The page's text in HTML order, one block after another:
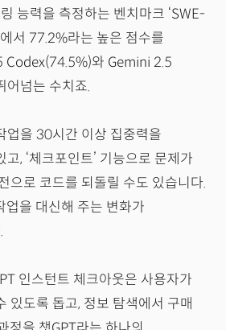
능력을 측정하는 벤치마크 ‘SWE-
서 77.2%라는 높은 점수를
Codex(74.5%)와 Gemini 2.5
어넘는 수치죠.
업을 30시간 이상 집중력을
, ‘체크포인트’ 기능으로 문제가
으로 코드를 되돌릴 수도 있습니다.
업을 대신해 주는 변화가
인스턴트 체크아웃은 사용자가
있도록 돕고, 정보 탐색에서 구매